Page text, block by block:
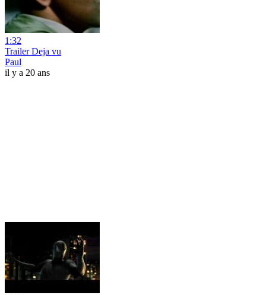
1:32
Trailer Deja vu
Paul
il y a 20 ans